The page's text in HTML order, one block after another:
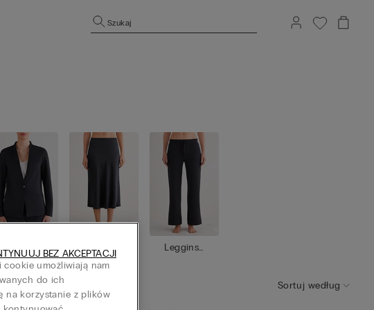
Szukaj
Kardigany
/ Marynar
ki
Spódnice
/ Sukienki
Legginsy
Sortuj według
umożliwiają nam
do ich
na korzystanie z plików
BEZ AKCEPTACJI